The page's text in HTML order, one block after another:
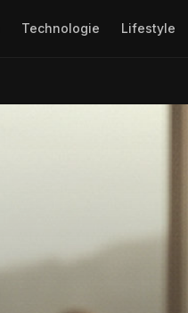
Technologie Lifestyle